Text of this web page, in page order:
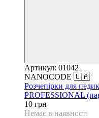
Артикул: 01042
NANOCODE 🇺🇦
Розчепірки для
PROFESSIONAL
10 грн
Немає в наявності